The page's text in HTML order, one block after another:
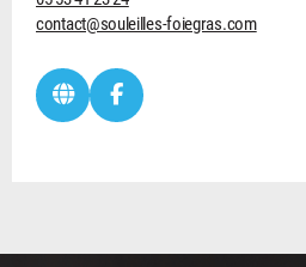
contact@souleilles-foiegras.com